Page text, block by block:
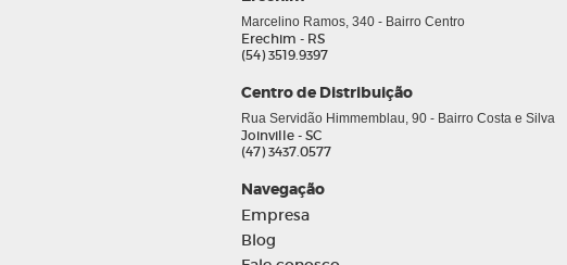
Marcelino Ramos, 340 - Bairro Centro
Erechim - RS
(54) 3519.9397
Centro de Distribuição
Rua Servidão Himmemblau, 90 - Bairro Costa e Silva
Joinville - SC
(47) 3437.0577
Navegação
Empresa
Blog